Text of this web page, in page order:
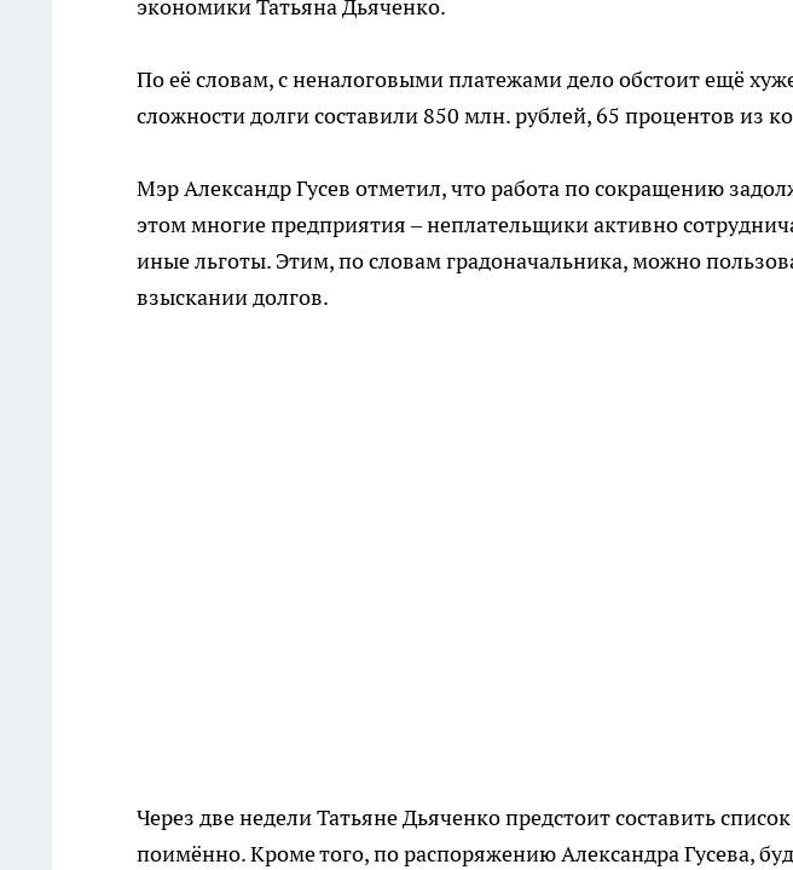
экономики Татьяна Дьяченко.
По её словам, с неналоговыми платежами дело обстоит ещё
сложности долги составили 850 млн. рублей, 65 процентов из
Мэр Александр Гусев отметил, что работа по сокращению
этом многие предприятия – неплательщики активно
иные льготы. Этим, по словам градоначальника, можно
взыскании долгов.
Через две недели Татьяне Дьяченко предстоит составить
поимённо. Кроме того, по распоряжению Александра Гусева,